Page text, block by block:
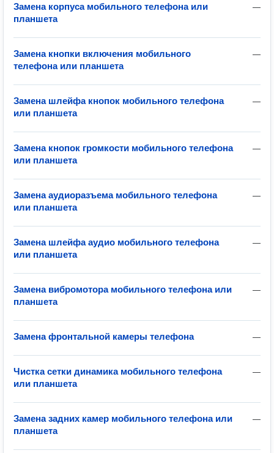
—
Замена корпуса мобильного телефона или
планшета
—
Замена кнопки включения мобильного
телефона или планшета
—
Замена шлейфа кнопок мобильного телефона
или планшета
—
Замена кнопок громкости мобильного телефона
или планшета
—
Замена аудиоразъема мобильного телефона
или планшета
—
Замена шлейфа аудио мобильного телефона
или планшета
—
Замена вибромотора мобильного телефона или
планшета
—
Замена фронтальной камеры телефона
—
Чистка сетки динамика мобильного телефона
или планшета
—
Замена задних камер мобильного телефона или
планшета